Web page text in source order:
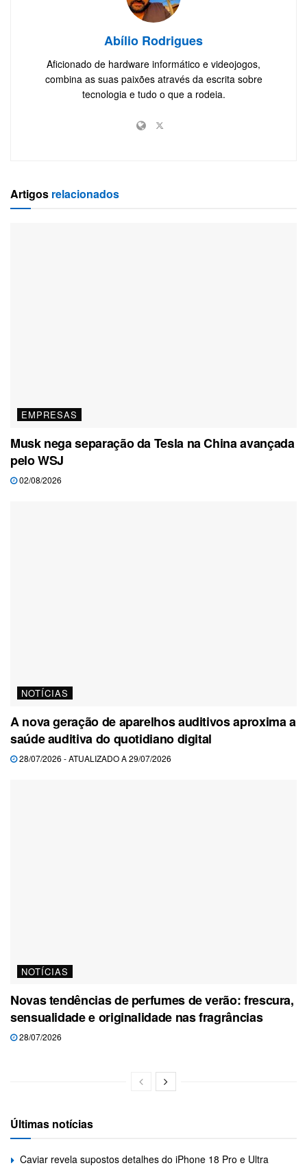
Abílio Rodrigues
Aficionado de hardware informático e videojogos,
combina as suas paixões através da escrita sobre
tecnologia e tudo o que a rodeia.
Artigos relacionados
EMPRESAS
Musk nega separação da Tesla na China avançada
pelo WSJ
02/08/2026
NOTÍCIAS
A nova geração de aparelhos auditivos aproxima a
saúde auditiva do quotidiano digital
28/07/2026 - ATUALIZADO A 29/07/2026
NOTÍCIAS
Novas tendências de perfumes de verão: frescura,
sensualidade e originalidade nas fragrâncias
28/07/2026
Últimas notícias
Caviar revela supostos detalhes do iPhone 18 Pro e Ultra